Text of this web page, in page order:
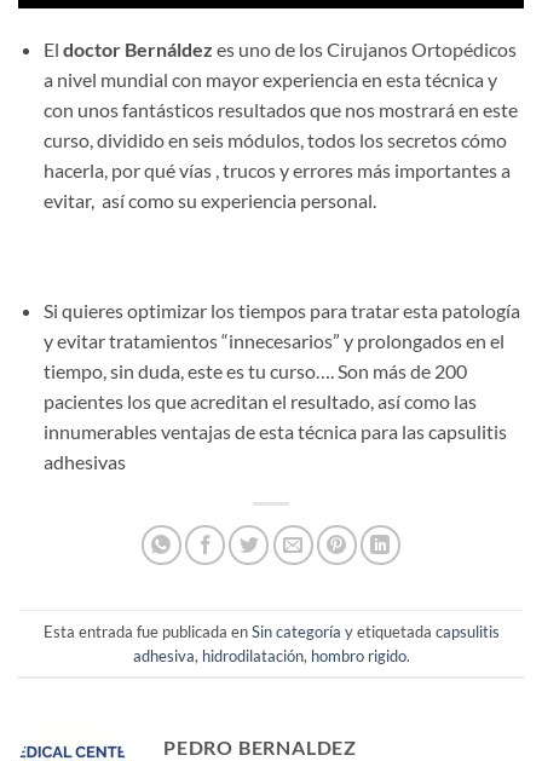
El doctor Bernáldez es uno de los Cirujanos Ortopédicos
a nivel mundial con mayor experiencia en esta técnica y
con unos fantásticos resultados que nos mostrará en este
curso, dividido en seis módulos, todos los secretos cómo
hacerla, por qué vías , trucos y errores más importantes a
evitar, así como su experiencia personal.
Si quieres optimizar los tiempos para tratar esta patología
y evitar tratamientos “innecesarios” y prolongados en el
tiempo, sin duda, este es tu curso…. Son más de 200
pacientes los que acreditan el resultado, así como las
innumerables ventajas de esta técnica para las capsulitis
adhesivas
Esta entrada fue publicada enSin categoría y etiquetada capsulitis
adhesiva, hidrodilatación, hombro rigido.
PEDRO BERNALDEZ